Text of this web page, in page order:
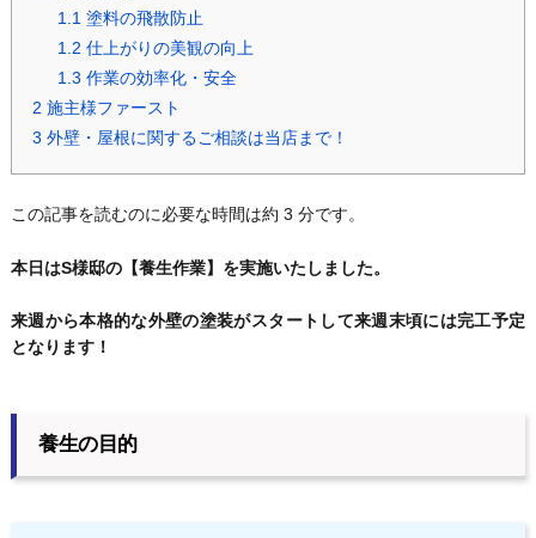
1.1 塗料の飛散防止
1.2 仕上がりの美観の向上
1.3 作業の効率化・安全
2 施主様ファースト
3 外壁・屋根に関するご相談は当店まで！
この記事を読むのに必要な時間は約 3 分です。
本日はS様邸の【養生作業】を実施いたしました。
来週から本格的な外壁の塗装がスタートして来週末頃には完工予定
となります！
養生の目的